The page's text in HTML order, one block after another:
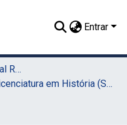
Entrar
01. Universidade Federal Rural de Pernambuco - UFRPE (Sede)
Licenciatura em História (Sede)